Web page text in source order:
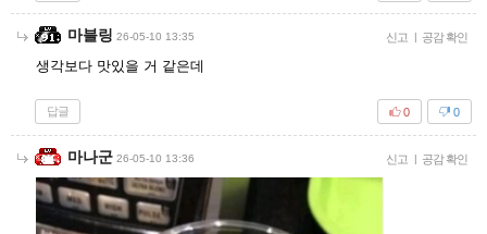
마블링 26-05-10 13:35 신고 | 공감 확인
생각보다 맛있을 거 같은데
답글 0
0
마나군 26-05-10 13:36 신고 | 공감 확인